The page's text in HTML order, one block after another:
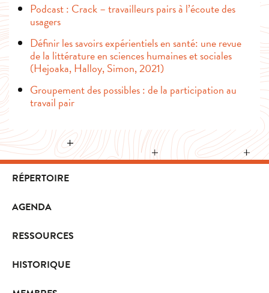
Podcast : Crack – travailleurs pairs à l’écoute des
usagers
Définir les savoirs expérientiels en santé: une revue
de la littérature en sciences humaines et sociales
(Hejoaka, Halloy, Simon, 2021)
Groupement des possibles : de la participation au
travail pair
RÉPERTOIRE
AGENDA
RESSOURCES
HISTORIQUE